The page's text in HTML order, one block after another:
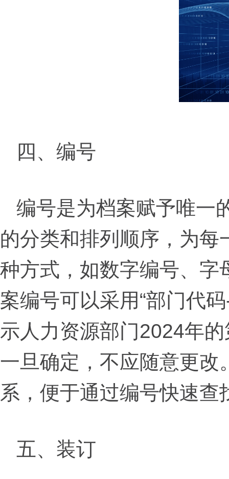
四、编号
编号是为档案赋予唯一
的分类和排列顺序，为
种方式，如数字编号、字
案编号可以采用“部门代
示人力资源部门2024年
一旦确定，不应随意更改
系，便于通过编号快速查
五、装订